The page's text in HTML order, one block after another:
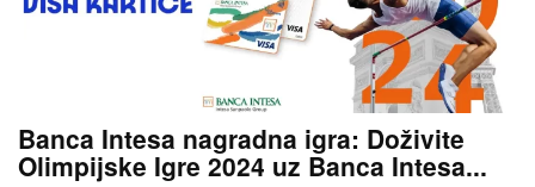
Banca Intesa nagradna igra: Doživite
Olimpijske Igre 2024 uz Banca Intesa...